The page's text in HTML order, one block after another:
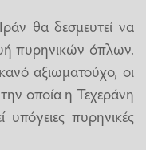
θα δεσμευτεί να
πυρηνικών όπλων.
αξιωματούχο, οι
οποία η Τεχεράνη
υπόγειες πυρηνικές